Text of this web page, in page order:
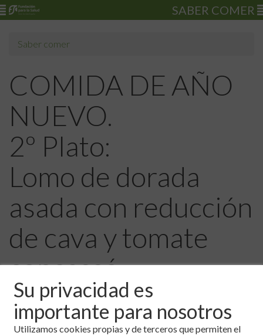
Su privacidad es
importante para nosotros
Utilizamos cookies propias y de terceros que permiten el
SABER COMER
Saber comer
COMIDA DE AÑO
NUEVO.
2º Plato:
Lomo de dorada
asada con reducción
de cava y tomate
concassé